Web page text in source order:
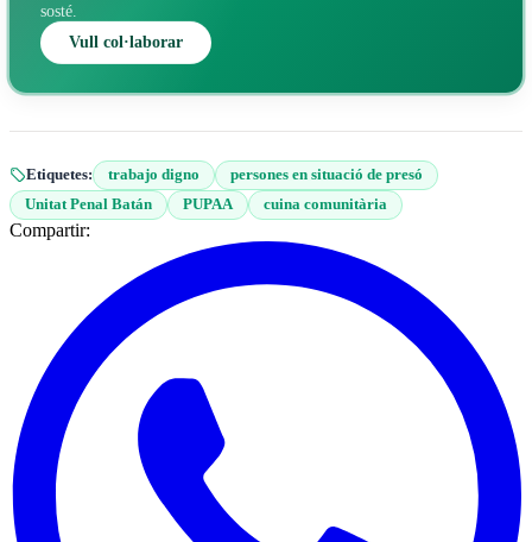
sosté.
Vull col·laborar
Etiquetes: trabajo digno
persones en situació de presó
Unitat Penal Batán
PUPAA cuina comunitària
Compartir: